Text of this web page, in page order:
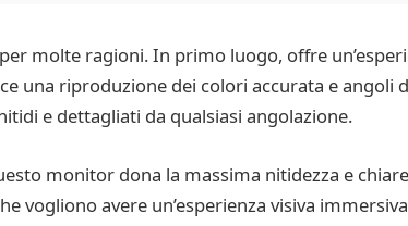
molte ragioni. In primo luogo, offre
una riproduzione dei colori accurata e angoli
e dettagliati da qualsiasi angolazione.
monitor dona la massima nitidezza e
vogliono avere un’esperienza visiva